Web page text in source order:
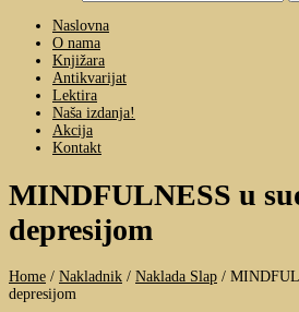
Naslovna
O nama
Knjižara
Antikvarijat
Lektira
Naša izdanja!
Akcija
Kontakt
MINDFULNESS u
depresijom
Home / Nakladnik / Naklada Slap /
depresijom